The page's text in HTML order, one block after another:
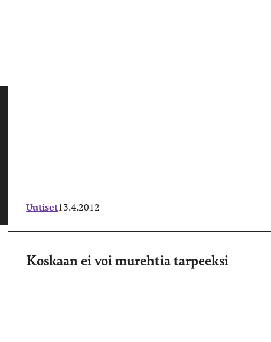
Uutiset13.4.2012
Koskaan ei voi murehtia tarpeeksi